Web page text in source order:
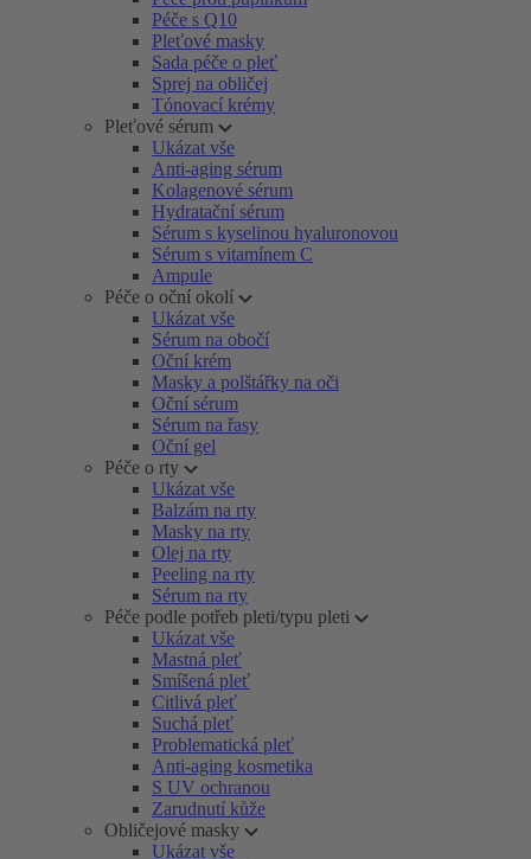
Péče s Q10
Pleťové masky
Sada péče o pleť
Sprej na obličej
Tónovací krémy
Pleťové sérum
Ukázat vše
Anti-aging sérum
Kolagenové sérum
Hydratační sérum
Sérum s kyselinou hyaluronovou
Sérum s vitamínem C
Ampule
Péče o oční okolí
Ukázat vše
Sérum na obočí
Oční krém
Masky a polštářky na oči
Oční sérum
Sérum na řasy
Oční gel
Péče o rty
Ukázat vše
Balzám na rty
Masky na rty
Olej na rty
Peeling na rty
Sérum na rty
Péče podle potřeb pleti/typu pleti
Ukázat vše
Mastná pleť
Smíšená pleť
Citlivá pleť
Suchá pleť
Problematická pleť
Anti-aging kosmetika
S UV ochranou
Zarudnutí kůže
Obličejové masky
Ukázat vše